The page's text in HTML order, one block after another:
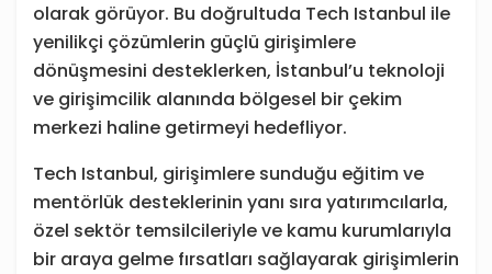
olarak görüyor. Bu doğrultuda Tech Istanbul ile
yenilikçi çözümlerin güçlü girişimlere
dönüşmesini desteklerken, İstanbul’u teknoloji
ve girişimcilik alanında bölgesel bir çekim
merkezi haline getirmeyi hedefliyor.
Tech Istanbul, girişimlere sunduğu eğitim ve
mentörlük desteklerinin yanı sıra yatırımcılarla,
özel sektör temsilcileriyle ve kamu kurumlarıyla
bir araya gelme fırsatları sağlayarak girişimlerin